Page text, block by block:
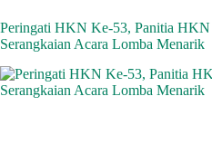
Peringati HKN Ke-53, Panitia HKN
Serangkaian Acara Lomba Menarik